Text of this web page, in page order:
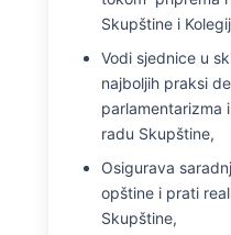
Skupštine i
Vodi sjednice u
najboljih praksi
parlamentarizma
radu Skupštine,
Osigurava
opštine i prati
Skupštine,